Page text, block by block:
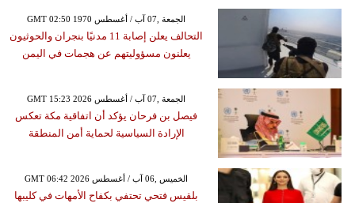
GMT 02:50 1970 الجمعة ,07 آب / أغسطس
التحالف يعلن إصابة 11 مدنيًا بنجران والحوثيون
يعلنون مسؤوليتهم عن هجمات في اليمن
GMT 15:23 2026 الجمعة ,07 آب / أغسطس
فيصل بن فرحان يؤكد أن اتفاقية مكة تعكس
الإرادة السياسية لحماية أمن المنطقة
GMT 06:42 2026 الخميس ,06 آب / أغسطس
بلقيس فتحي تحتفي بكفاح الأمهات في كليبها